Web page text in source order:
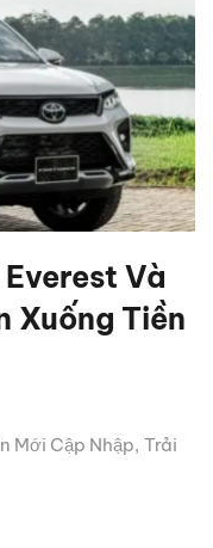
Và
Xuống Tiền
Mới Cập Nhập, Trải